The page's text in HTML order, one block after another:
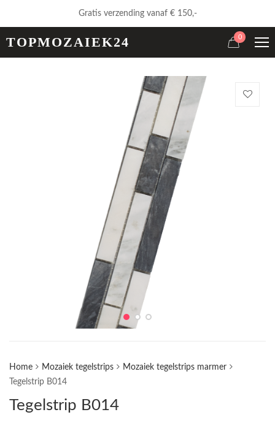
Gratis verzending vanaf € 150,-
TOPMOZAIEK24 0
Home Mozaiek tegelstrips
Mozaiek tegelstrips marmer
Tegelstrip B014
Tegelstrip B014